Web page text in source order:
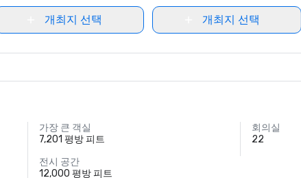
개최지 선택 개최지 선택
가장 큰 객실
7,201 평방 피트
회의실
22
전시 공간
12,000 평방 피트